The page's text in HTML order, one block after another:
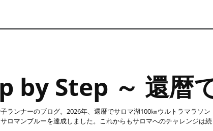
by Step ～ 還暦
ランナーのブログ。2026年、還暦でサロマ湖100㎞ウルトラマラソン
ロマンブルーを達成しました。これからもサロマへのチャレンジは続